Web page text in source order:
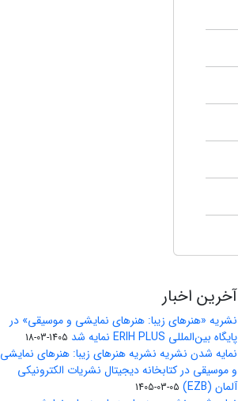
آخرین اخبار
نشریه «هنرهای زیبا: هنرهای نمایشی و موسیقی» در
پایگاه بین‌المللی ERIH PLUS نمایه شد
1405-03-18
نمایه شدن نشریه نشریه هنرهای زیبا: هنرهای نمایشی
و موسیقی در کتابخانه دیجیتال نشریات الکترونیکی
آلمان (EZB)
1405-03-05